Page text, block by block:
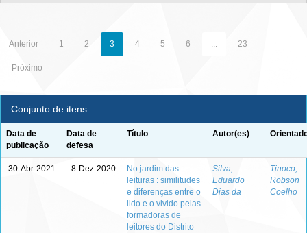
Anterior 1 2 3 4 5 6 ... 23
Próximo
Conjunto de itens:
Data de
publicação
Data de
defesa
Título Autor(es)
30-Abr-2021 8-Dez-2020
No jardim das
leituras : similitudes
e diferenças entre o
lido e o vivido pelas
formadoras de
leitores do Distrito
Silva,
Eduardo
Dias da
Tinoco,
Robson
Coelho